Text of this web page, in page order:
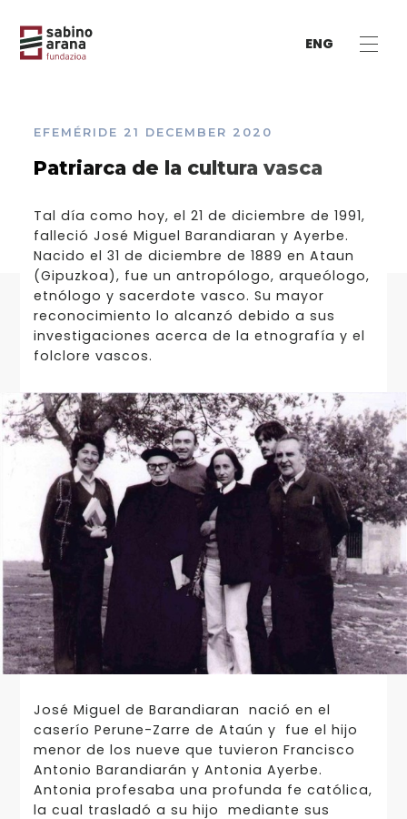
ENG
EFEMÉRIDE 21 DECEMBER 2020
Patriarca de la cultura vasca
Tal día como hoy, el 21 de diciembre de 1991,
falleció José Miguel Barandiaran y Ayerbe.
Nacido el 31 de diciembre de 1889 en Ataun
(Gipuzkoa), fue un antropólogo, arqueólogo,
etnólogo y sacerdote vasco. Su mayor
reconocimiento lo alcanzó debido a sus
investigaciones acerca de la etnografía y el
folclore vascos.
José Miguel de Barandiaran nació en el
caserío Perune-Zarre de Ataún y fue el hijo
menor de los nueve que tuvieron Francisco
Antonio Barandiarán y Antonia Ayerbe.
Antonia profesaba una profunda fe católica,
la cual trasladó a su hijo mediante sus